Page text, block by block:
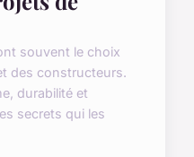
souvent le choix
des constructeurs.
durabilité et
secrets qui les